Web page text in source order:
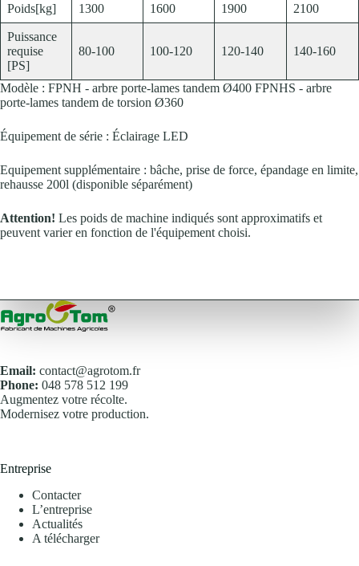
Poids[kg] 1300 1600 1900 2100
Puissance
requise
[PS]
80-100 100-120 120-140 140-160
Modèle : FPNH - arbre porte-lames tandem Ø400 FPNHS - arbre
porte-lames tandem de torsion Ø360
Équipement de série : Éclairage LED
Equipement supplémentaire : bâche, prise de force, épandage en limite,
rehausse 200l (disponible séparément)
Attention! Les poids de machine indiqués sont approximatifs et
peuvent varier en fonction de l'équipement choisi.
Email: contact@agrotom.fr
Phone: 048 578 512 199
Augmentez votre récolte.
Modernisez votre production.
Entreprise
Contacter
L’entreprise
Actualités
A télécharger